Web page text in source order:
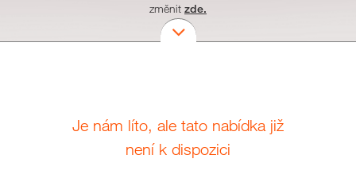
změnit zde.
Je nám líto, ale tato nabídka již
není k dispozici